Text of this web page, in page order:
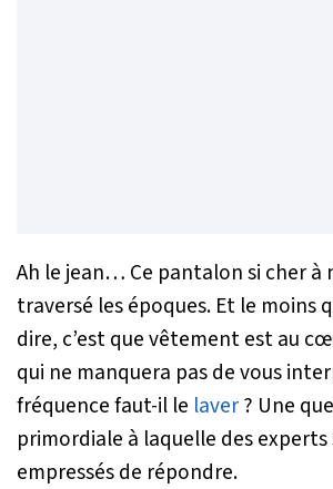
Ah le jean… Ce pantalon si cher à
traversé les époques. Et le moins
dire, c’est que vêtement est au
qui ne manquera pas de vous
fréquence faut-il le laver? Une
primordiale à laquelle des
empressés de répondre.